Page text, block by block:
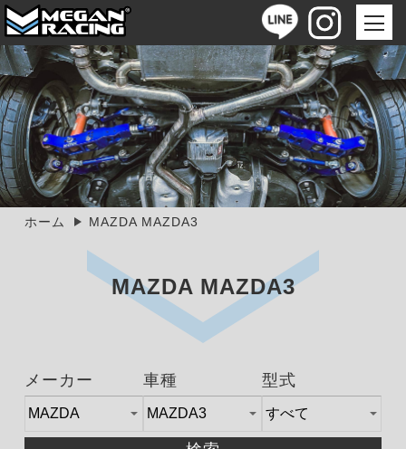
ホーム MAZDA MAZDA3
MAZDA MAZDA3
メーカー 車種 型式